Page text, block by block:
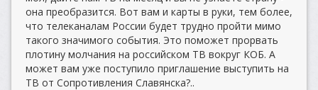
она преобразится. Вот вам и карты в руки, тем более,
что телеканалам России будет трудно пройти мимо
такого значимого события. Это поможет прорвать
плотину молчания на российском ТВ вокруг КОБ. А
может вам уже поступило приглашение выступить на
ТВ от Сопротивления Славянска?..